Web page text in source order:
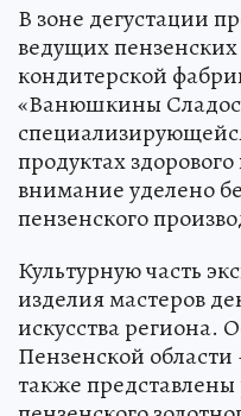
В зоне дегустации
ведущих
кондитерской
«Ванюшкины
продуктах
внимание уделено
пензенского
Культурную часть
изделия мастеров
искусства региона.
Пензенской
также